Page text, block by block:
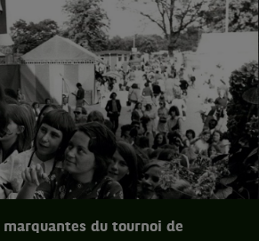
du tournoi de